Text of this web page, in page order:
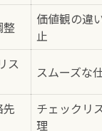
整
価値観の違
止
ス
スムーズな
チェックリ
理